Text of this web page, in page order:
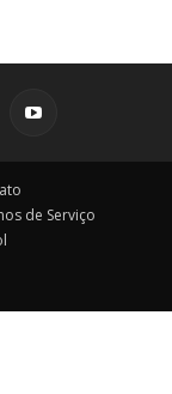
de Serviço